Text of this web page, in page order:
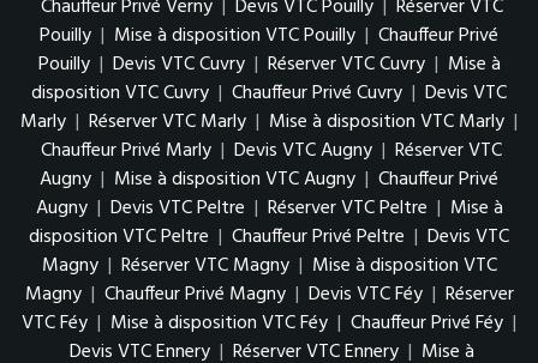
Chauffeur Privé Verny Devis VTC Pouilly
Réserver VTC
Pouilly | Mise à disposition VTC Pouilly | Chauffeur Privé
Pouilly | Devis VTC Cuvry | Réserver VTC Cuvry | Mise à
disposition VTC Cuvry | Chauffeur Privé Cuvry | Devis VTC
Marly | Réserver VTC Marly | Mise à disposition VTC Marly |
Chauffeur Privé Marly | Devis VTC Augny | Réserver VTC
Augny | Mise à disposition VTC Augny | Chauffeur Privé
Augny | Devis VTC Peltre | Réserver VTC Peltre | Mise à
disposition VTC Peltre | Chauffeur Privé Peltre | Devis VTC
Magny | Réserver VTC Magny | Mise à disposition VTC
Magny | Chauffeur Privé Magny | Devis VTC Féy | Réserver
VTC Féy | Mise à disposition VTC Féy | Chauffeur Privé Féy |
Devis VTC Ennery | Réserver VTC Ennery | Mise à